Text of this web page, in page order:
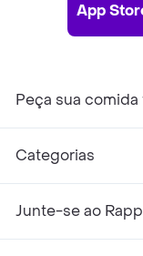
App
Peça sua
Categorias
Junte-se ao